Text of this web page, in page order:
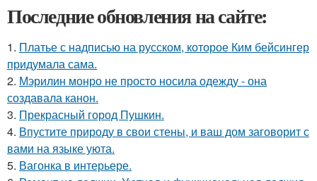
Последние обновления на сайте:
1. Платье с надписью на русском, которое Ким бейсингер
придумала сама.
2. Мэрилин монро не просто носила одежду - она
создавала канон.
3. Прекрасный город Пушкин.
4. Впустите природу в свои стены, и ваш дом заговорит с
вами на языке уюта.
5. Вагонка в интерьере.